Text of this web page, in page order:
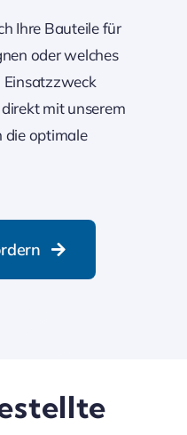
Ihre Bauteile für
oder welches
Einsatzzweck
mit unserem
die optimale